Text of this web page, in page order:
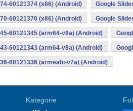
60121374 (x86) (Android) Google
60121370 (x86) (Android) Google
60121345 (arm64-v8a) (Android)
60121343 (arm64-v8a) (Android)
60121336 (armeabi-v7a) (Android)
Kategorie